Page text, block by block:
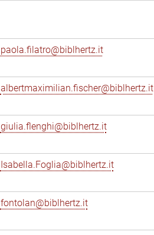
paola.filatro@biblhertz.it
albertmaximilian.fischer@biblhertz.it
giulia.flenghi@biblhertz.it
Isabella.Foglia@biblhertz.it
fontolan@biblhertz.it